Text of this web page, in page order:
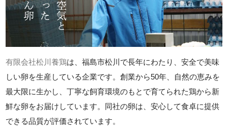
有限会社松川養鶏は、福島市松川で長年にわたり、安全で美味
しい卵を生産している企業です。創業から50年、自然の恵みを
最大限に生かし、丁寧な飼育環境のもとで育てられた鶏から新
鮮な卵をお届けしています。同社の卵は、安心して食卓に提供
できる品質が評価されています。